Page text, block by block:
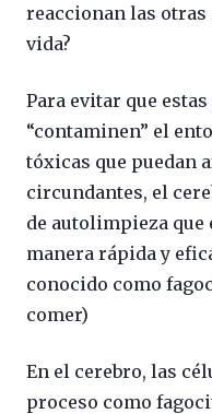
reaccionan las otras
vida?
Para evitar que
“contaminen” el
tóxicas que puedan
circundantes, el
de autolimpieza
manera rápida y
conocido como
comer)
En el cerebro, las
proceso como